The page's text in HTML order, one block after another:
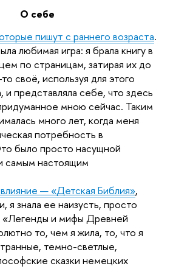
О себе
пишут с раннего возраста.
любимая игра: я брала книгу в
по страницам, затирая их до
своё, используя для этого
и представляла себе, что здесь
мною сейчас. Таким
много лет, когда меня
потребность в
было просто насущной
самым настоящим
— «Детская Библия»,
я знала ее наизусть, просто
«Легенды и мифы Древней
то, чем я жила, то, что я
темно-светлые,
сказки немецких